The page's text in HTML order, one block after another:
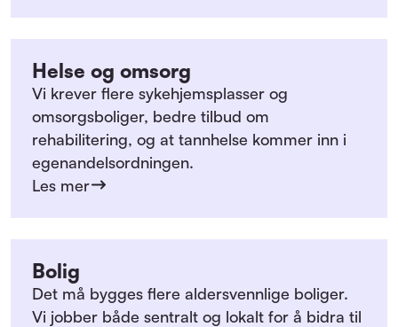
Helse og omsorg
Vi krever flere sykehjemsplasser og
omsorgsboliger, bedre tilbud om
rehabilitering, og at tannhelse kommer inn i
egenandelsordningen.
Les mer
Bolig
Det må bygges flere aldersvennlige boliger.
Vi jobber både sentralt og lokalt for å bidra til